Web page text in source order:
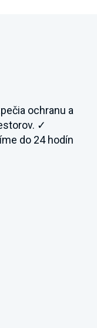
ochranu a
✓
do 24 hodín